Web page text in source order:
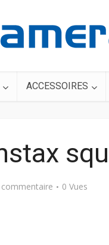
ACCESSOIRES
0 Vues